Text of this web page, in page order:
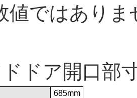
値ではありま
ドア開口部
685mm